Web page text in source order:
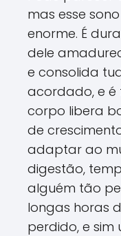
mas esse
enorme. É
dele
e consolida
acordado, e
corpo libera
de
adaptar ao
digestão,
alguém tão
longas horas
perdido, e